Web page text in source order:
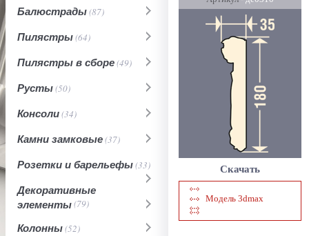
Балюстрады(87)
Пилястры(64)
Пилястры в сборе(49)
Русты(50)
Консоли(34)
Камни замковые(37)
Розетки и барельефы(33)
Декоративные
элементы(79)
Колонны(52)
Скачать
Модель 3dmax